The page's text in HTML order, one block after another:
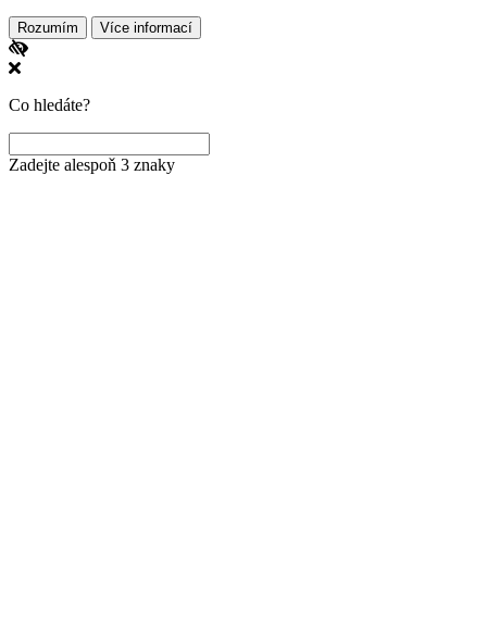
Rozumím Více informací
Co hledáte?
Zadejte alespoň 3 znaky